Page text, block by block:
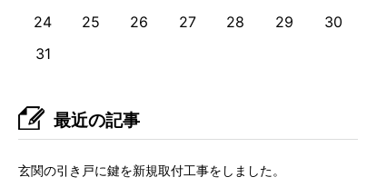
24
25 26 27 28 29
30
31
最近の記事
玄関の引き戸に鍵を新規取付工事をしました。